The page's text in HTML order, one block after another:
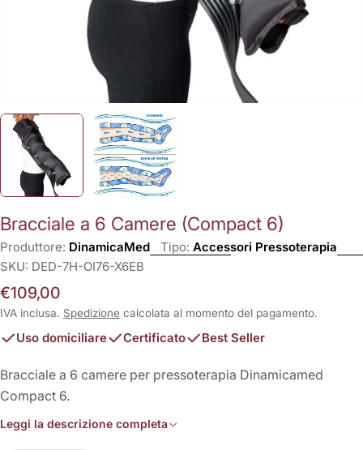
Bracciale a 6 Camere (Compact 6)
Produttore: DinamicaMed Tipo: Accessori Pressoterapia
SKU: DED-7H-OI76-X6EB
Prezzo
normale
€109,00
IVA inclusa. Spedizione calcolata al momento del pagamento.
Uso domiciliare Certificato Best Seller
Bracciale a 6 camere per pressoterapia Dinamicamed
Compact 6.
Leggi la descrizione completa